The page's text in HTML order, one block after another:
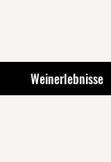
Weinerlebnisse